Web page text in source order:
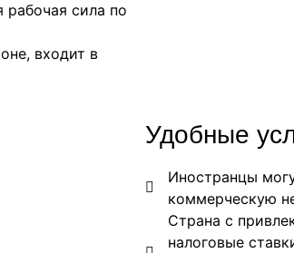
рабочая сила по
входит в
Удобные
Иностранцы
коммерческую
Страна с
налоговые